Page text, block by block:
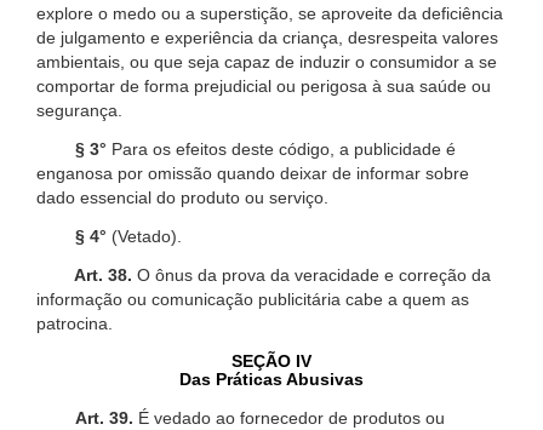
explore o medo ou a superstição, se aproveite da deficiência
de julgamento e experiência da criança, desrespeita valores
ambientais, ou que seja capaz de induzir o consumidor a se
comportar de forma prejudicial ou perigosa à sua saúde ou
segurança.
§ 3° Para os efeitos deste código, a publicidade é
enganosa por omissão quando deixar de informar sobre
dado essencial do produto ou serviço.
§ 4° (Vetado).
Art. 38. O ônus da prova da veracidade e correção da
informação ou comunicação publicitária cabe a quem as
patrocina.
SEÇÃO IV
Das Práticas Abusivas
Art. 39. É vedado ao fornecedor de produtos ou